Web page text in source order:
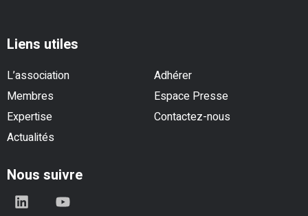
Liens utiles
L’association
Adhérer
Membres
Espace Presse
Expertise
Contactez-nous
Actualités
Nous suivre